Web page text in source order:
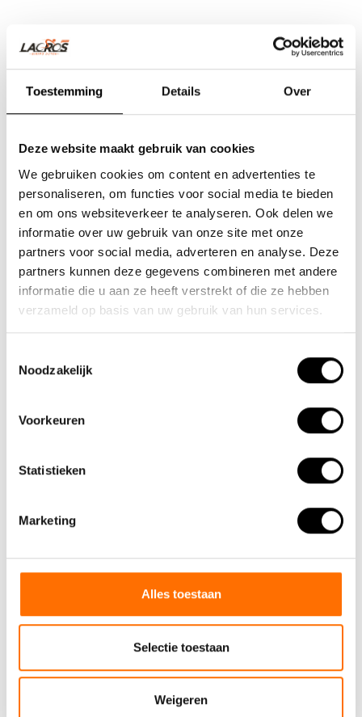
Toestemming Details Over
Deze website maakt gebruik van cookies
We gebruiken cookies om content en advertenties te
personaliseren, om functies voor social media te bieden
en om ons websiteverkeer te analyseren. Ook delen we
informatie over uw gebruik van onze site met onze
partners voor social media, adverteren en analyse. Deze
partners kunnen deze gegevens combineren met andere
informatie die u aan ze heeft verstrekt of die ze hebben
verzameld op basis van uw gebruik van hun services.
Noodzakelijk
Voorkeuren
Statistieken
Marketing
Alles toestaan
Selectie toestaan
Weigeren
Team Lacros
Nieuwe Eerdsebaan 16, 5482 VS Schijndel Nederland
Handelskammernummer: 62140957
Umsatzsteuer-Identifikationsnummer: NL854680950B01
(+31) 73 203 2487
(+31) 73 203 2487
Warum ein elektrisches Faltrad von Lacros wählen
Kontakt
Workshop-Kalender
Handbücher